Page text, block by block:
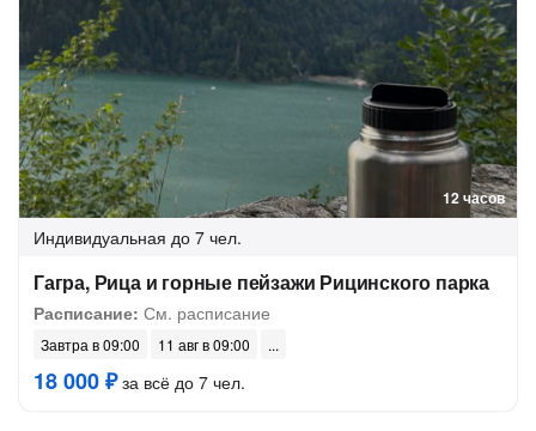
12 часов
Индивидуальная до 7 чел.
Гагра, Рица и горные пейзажи Рицинского парка
Расписание: См. расписание
Завтра в 09:00 11 авг в 09:00
18 000 ₽за всё до 7 чел.